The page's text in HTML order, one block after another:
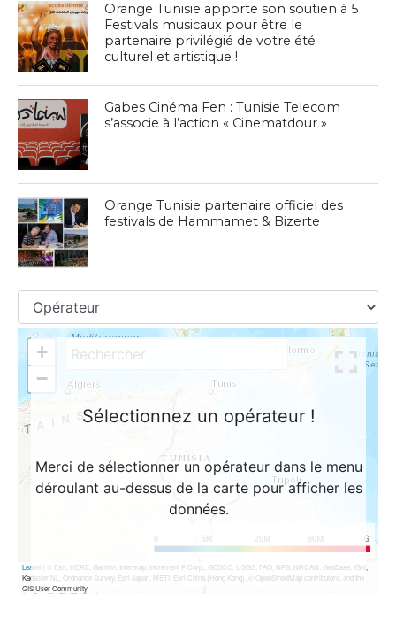
Orange Tunisie apporte son soutien à 5
Festivals musicaux pour être le
partenaire privilégié de votre été
culturel et artistique !
Gabes Cinéma Fen : Tunisie Telecom
s’associe à l’action « Cinematdour »
Orange Tunisie partenaire officiel des
festivals de Hammamet & Bizerte